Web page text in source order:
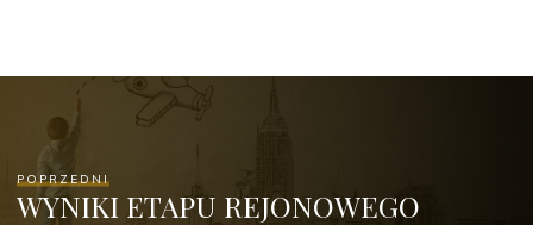
POPRZEDNI
WYNIKI ETAPU REJONOWEGO